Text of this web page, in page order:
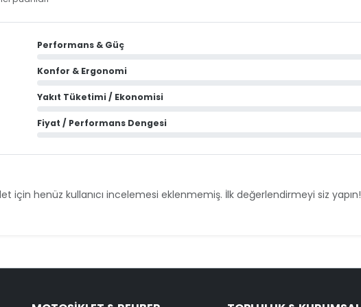
Performans & Güç
Konfor & Ergonomi
Yakıt Tüketimi / Ekonomisi
Fiyat / Performans Dengesi
için henüz kullanıcı incelemesi eklenmemiş. İlk değerlendirmeyi siz yapın!